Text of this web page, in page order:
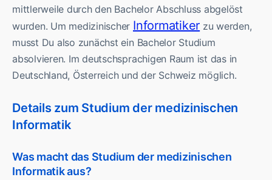
mittlerweile durch den Bachelor Abschluss abgelöst
wurden. Um medizinischer Informatiker zu werden,
musst Du also zunächst ein Bachelor Studium
absolvieren. Im deutschsprachigen Raum ist das in
Deutschland, Österreich und der Schweiz möglich.
Details zum Studium der medizinischen
Informatik
Was macht das Studium der medizinischen
Informatik aus?